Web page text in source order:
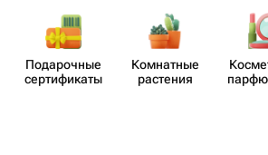
Пода​рочные
серти​фикаты
Комнатные
растения